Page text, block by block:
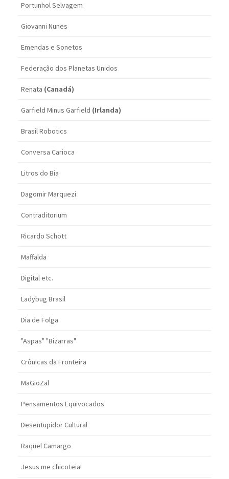
Portunhol Selvagem
Giovanni Nunes
Emendas e Sonetos
Federação dos Planetas Unidos
Renata (Canadá)
Garfield Minus Garfield (Irlanda)
Brasil Robotics
Conversa Carioca
Litros do Bia
Dagomir Marquezi
Contraditorium
Ricardo Schott
Maffalda
Digital etc.
Ladybug Brasil
Dia de Folga
"Aspas" "Bizarras"
Crônicas da Fronteira
MaGioZal
Pensamentos Equivocados
Desentupidor Cultural
Raquel Camargo
Jesus me chicoteia!